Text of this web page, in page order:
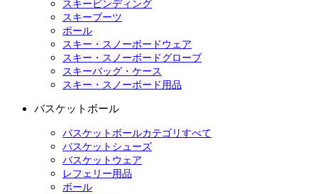
スキービンディング
スキーブーツ
ポール
スキー・スノーボードウェア
スキー・スノーボードグローブ
スキーバッグ・ケース
スキー・スノーボード用品
バスケットボール
バスケットボールカテゴリすべて
バスケットシューズ
バスケットウェア
レフェリー用品
ボール